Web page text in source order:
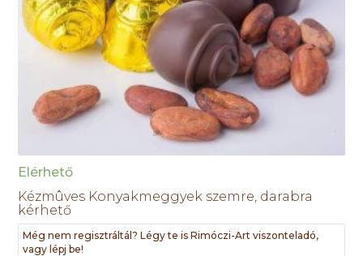
Elérhető
Kézmûves Konyakmeggyek szemre, darabra
kérhető
Még nem regisztráltál? Légy te is Rimóczi-Art viszonteladó,
vagy lépj be!